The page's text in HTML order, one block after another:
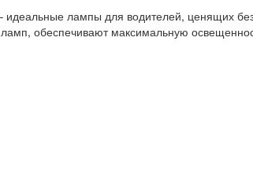
идеальные лампы для водителей, ценящих
ламп, обеспечивают максимальную